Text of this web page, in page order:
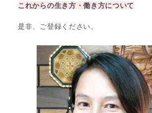
これからの生き方・働き方について
是非、ご登録ください。